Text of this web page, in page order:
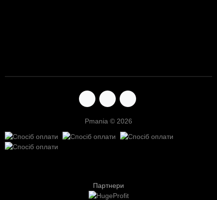
Pmania © 2026
Партнери